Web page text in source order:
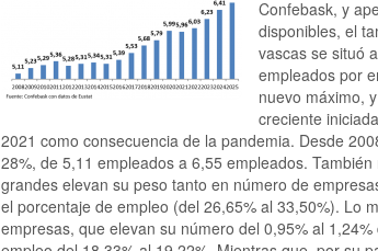
Confebask, y
disponibles, el
vascas se situó
empleados por
nuevo máximo,
creciente
2021 como consecuencia de la pandemia. Desde
28%, de 5,11 empleados a 6,55 empleados.
grandes elevan su peso tanto en número de
el porcentaje de empleo (del 26,65% al 33,50%). Lo
empresas, que elevan su número del 0,95% al